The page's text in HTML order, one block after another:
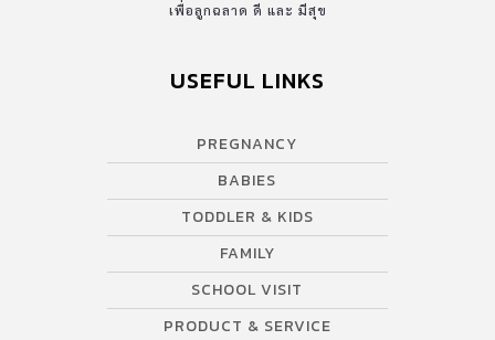
เพื่อลูกฉลาด ดี และ มีสุข
USEFUL LINKS
PREGNANCY
BABIES
TODDLER & KIDS
FAMILY
SCHOOL VISIT
PRODUCT & SERVICE